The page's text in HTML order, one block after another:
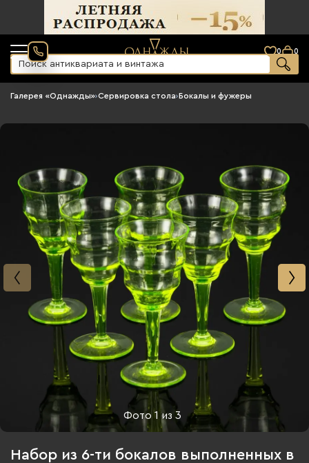
0 0
Галерея «Однажды»›Сервировка стола›Бокалы и фужеры
Фото1 из3
Набор из 6-ти бокалов выполненных в